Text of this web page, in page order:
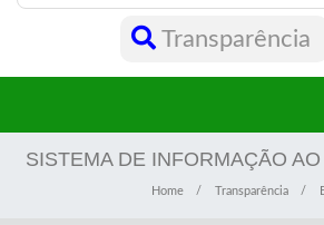
Transparência
SISTEMA DE INFORMAÇÃO
Home Transparência